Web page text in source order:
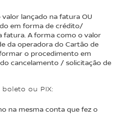
lançado na fatura OU
em forma de crédito/
fatura. A forma como o valor
da operadora do Cartão de
o procedimento em
cancelamento / solicitação de
ou PIX:
na mesma conta que fez o